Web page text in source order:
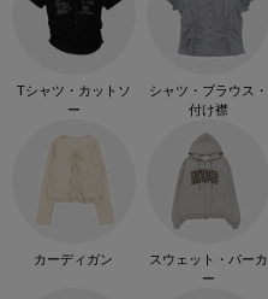
Tシャツ・カットソ
ー
シャツ・ブラウス・
付け襟
カーディガン
スウェット・パーカ
ー